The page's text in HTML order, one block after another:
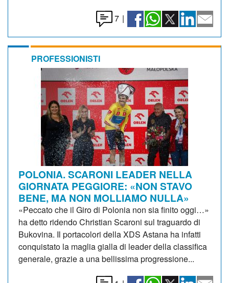
7 |
PROFESSIONISTI
POLONIA. SCARONI LEADER NELLA
GIORNATA PEGGIORE: «NON STAVO
BENE, MA NON MOLLIAMO NULLA»
«Peccato che il Giro di Polonia non sia finito oggi…»
ha detto ridendo Christian Scaroni sul traguardo di
Bukovina. Il portacolori della XDS Astana ha infatti
conquistato la maglia gialla di leader della classifica
generale, grazie a una bellissima progressione...